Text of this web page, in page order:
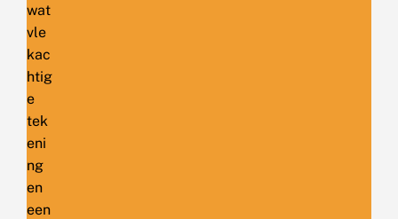
wat
vle
kac
htig
e
tek
eni
ng
en
een